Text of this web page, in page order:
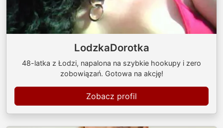
LodzkaDorotka
48-latka z Łodzi, napalona na szybkie hookupy i zero
zobowiązań. Gotowa na akcję!
Zobacz profil